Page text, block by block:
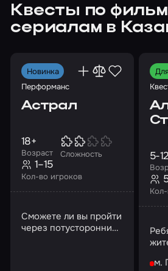
Квесты по
сериалам в
Новинка
Перформанс
Астрал
Возраст
18+
Сложность
Кол-во игроков
1–15
Сможете ли вы пройти
через потусторонний
5-12
м.